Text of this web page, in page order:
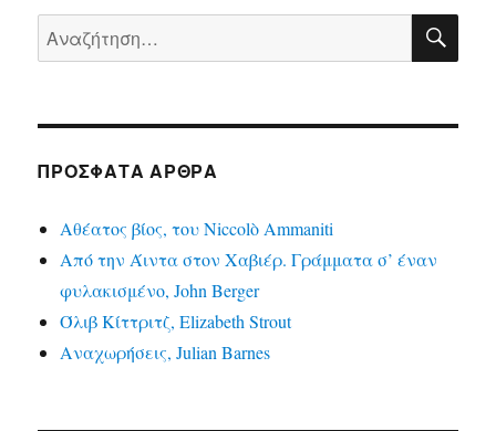
Αναζήτηση
για:
ΠΡΌΣΦΑΤΑ ΆΡΘΡΑ
Αθέατος βίος, του Niccolò Ammaniti
Από την Άιντα στον Χαβιέρ. Γράμματα σ’ έναν
φυλακισμένο, John Berger
Όλιβ Κίττριτζ, Elizabeth Strout
Αναχωρήσεις, Julian Barnes